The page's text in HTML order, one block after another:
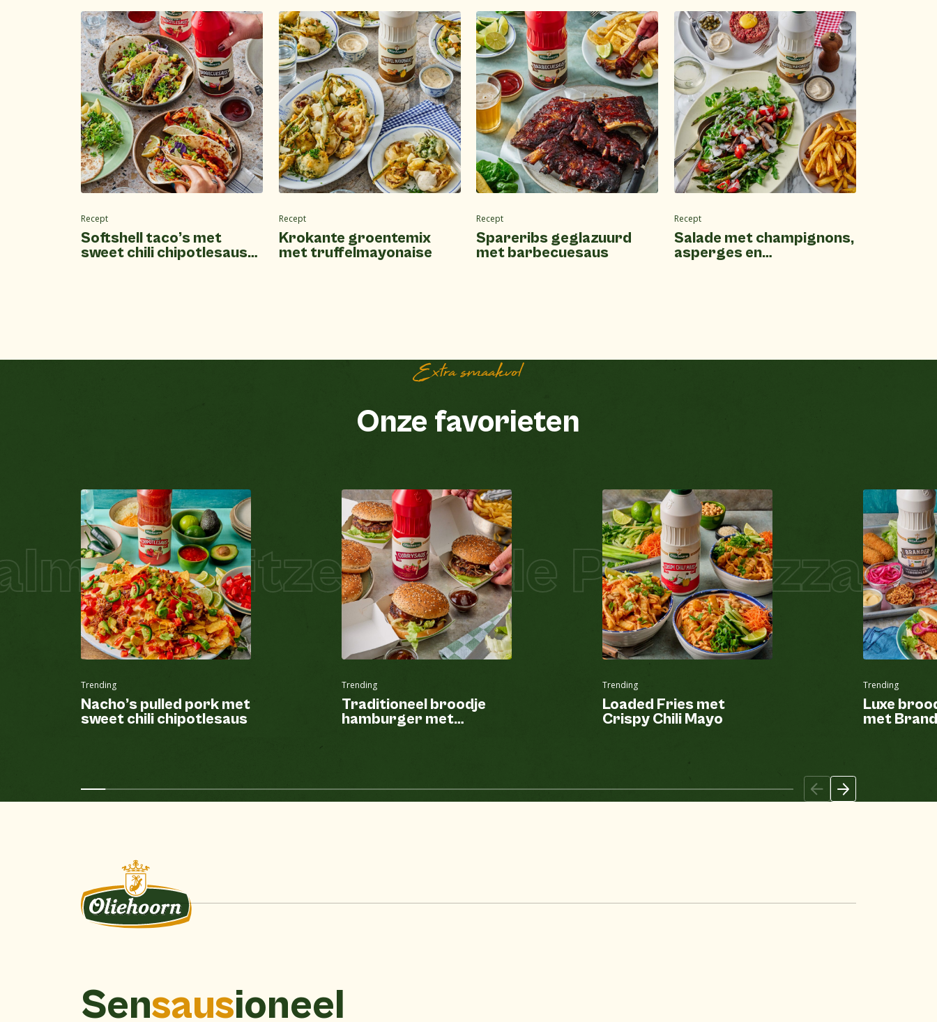
Recept
Softshell taco’s met
sweet chili chipotlesaus
Recept
Krokante groentemix
met truffelmayonaise
Recept
Spareribs geglazuurd
met barbecuesaus
Recept
Salade met champignons,
asperges en
Extra smaakvol
Onze favorieten
Schnitzel Salade PizzaPizza
Trending
Nacho’s pulled pork met
sweet chili chipotlesaus
Trending
Traditioneel broodje
hamburger met
Trending
Loaded Fries met
Crispy Chili Mayo
Trending
Luxe
met
Sensausioneel